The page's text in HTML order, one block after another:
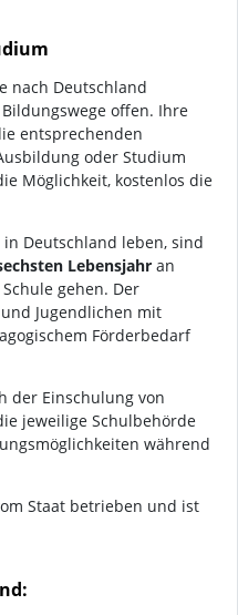
nach Deutschland
offen. Ihre
entsprechenden
oder Studium
Möglichkeit, kostenlos die
in Deutschland leben, sind
Lebensjahr an
gehen. Der
Jugendlichen mit
Förderbedarf
der Einschulung von
jeweilige Schulbehörde
während
Staat betrieben und ist